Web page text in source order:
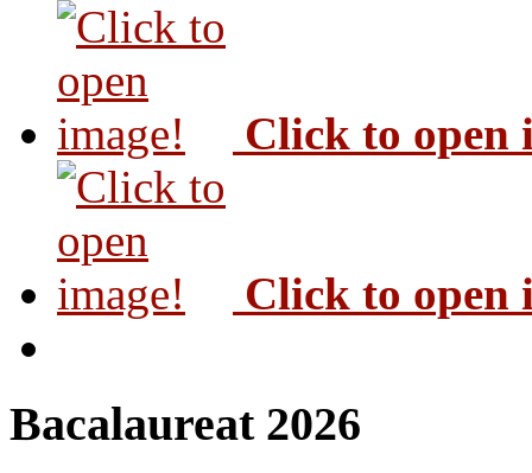
Click to open
Click to open
Bacalaureat 2026